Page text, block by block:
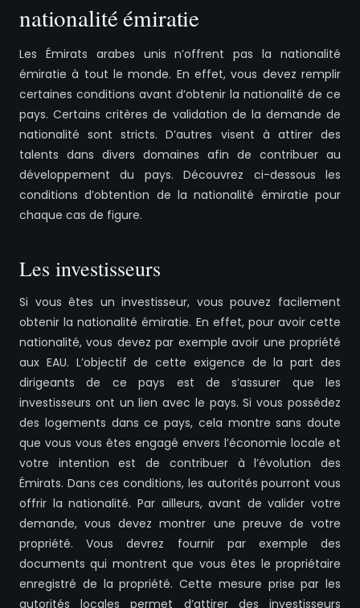
nationalité émiratie
Les Émirats arabes unis n’offrent pas la nationalité
émiratie à tout le monde. En effet, vous devez remplir
certaines conditions avant d’obtenir la nationalité de ce
pays. Certains critères de validation de la demande de
nationalité sont stricts. D’autres visent à attirer des
talents dans divers domaines afin de contribuer au
développement du pays. Découvrez ci-dessous les
conditions d’obtention de la nationalité émiratie pour
chaque cas de figure.
Les investisseurs
Si vous êtes un investisseur, vous pouvez facilement
obtenir la nationalité émiratie. En effet, pour avoir cette
nationalité, vous devez par exemple avoir une propriété
aux EAU. L’objectif de cette exigence de la part des
dirigeants de ce pays est de s’assurer que les
investisseurs ont un lien avec le pays. Si vous possédez
des logements dans ce pays, cela montre sans doute
que vous vous êtes engagé envers l’économie locale et
votre intention est de contribuer à l’évolution des
Émirats. Dans ces conditions, les autorités pourront vous
offrir la nationalité. Par ailleurs, avant de valider votre
demande, vous devez montrer une preuve de votre
propriété. Vous devrez fournir par exemple des
documents qui montrent que vous êtes le propriétaire
enregistré de la propriété. Cette mesure prise par les
autorités locales permet d’attirer des investisseurs